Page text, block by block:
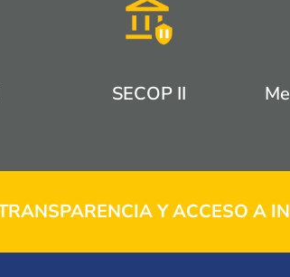
SECOP II
Y ACCESO A